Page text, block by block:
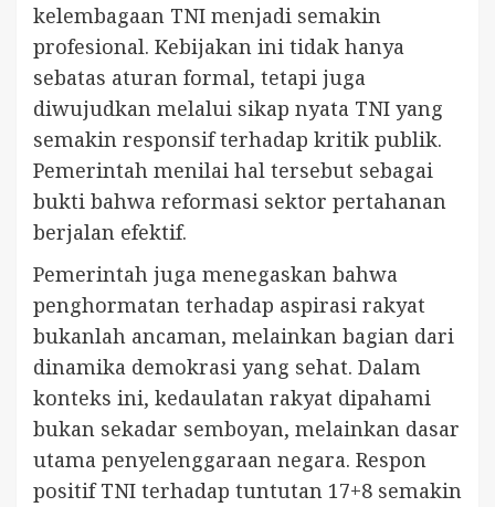
kelembagaan TNI menjadi semakin
profesional. Kebijakan ini tidak hanya
sebatas aturan formal, tetapi juga
diwujudkan melalui sikap nyata TNI yang
semakin responsif terhadap kritik publik.
Pemerintah menilai hal tersebut sebagai
bukti bahwa reformasi sektor pertahanan
berjalan efektif.
Pemerintah juga menegaskan bahwa
penghormatan terhadap aspirasi rakyat
bukanlah ancaman, melainkan bagian dari
dinamika demokrasi yang sehat. Dalam
konteks ini, kedaulatan rakyat dipahami
bukan sekadar semboyan, melainkan dasar
utama penyelenggaraan negara. Respon
positif TNI terhadap tuntutan 17+8 semakin